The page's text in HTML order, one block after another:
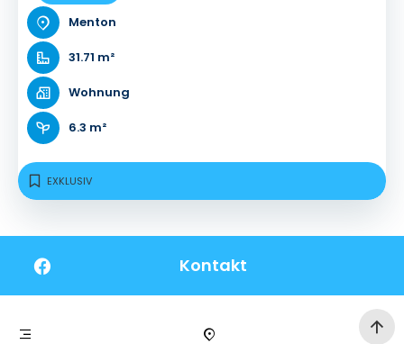
Menton
31.71 m²
Wohnung
6.3 m²
EXKLUSIV
Kontakt